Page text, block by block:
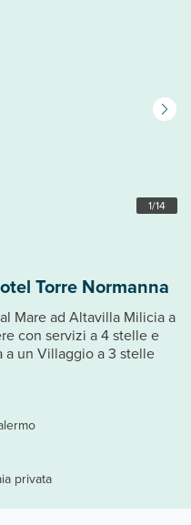
1/14
privata
Torre Normanna
Mare ad Altavilla Milicia a
con servizi a 4 stelle e
a un Villaggio a 3 stelle